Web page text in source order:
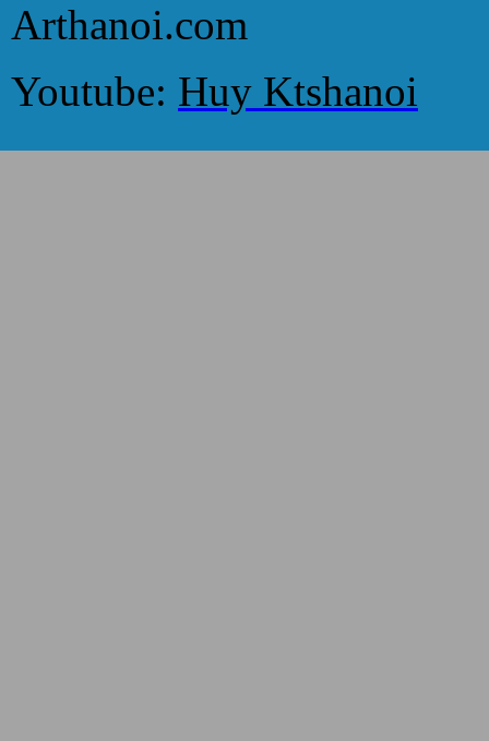
Arthanoi.com
Youtube: Huy Ktshanoi